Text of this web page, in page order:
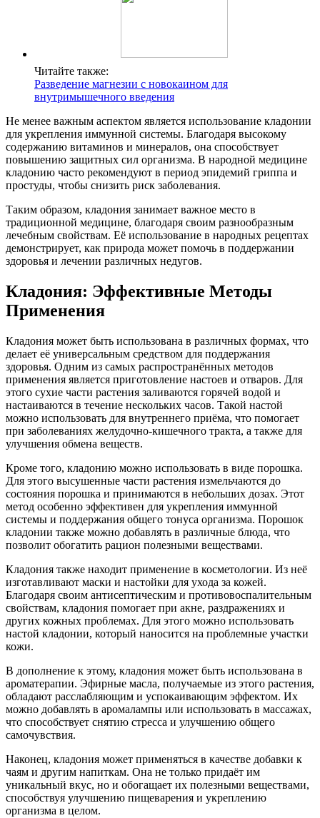
Читайте также:
Разведение магнезии с новокаином для
внутримышечного введения
Не менее важным аспектом является использование кладонии
для укрепления иммунной системы. Благодаря высокому
содержанию витаминов и минералов, она способствует
повышению защитных сил организма. В народной медицине
кладонию часто рекомендуют в период эпидемий гриппа и
простуды, чтобы снизить риск заболевания.
Таким образом, кладония занимает важное место в
традиционной медицине, благодаря своим разнообразным
лечебным свойствам. Её использование в народных рецептах
демонстрирует, как природа может помочь в поддержании
здоровья и лечении различных недугов.
Кладония: Эффективные Методы
Применения
Кладония может быть использована в различных формах, что
делает её универсальным средством для поддержания
здоровья. Одним из самых распространённых методов
применения является приготовление настоев и отваров. Для
этого сухие части растения заливаются горячей водой и
настаиваются в течение нескольких часов. Такой настой
можно использовать для внутреннего приёма, что помогает
при заболеваниях желудочно-кишечного тракта, а также для
улучшения обмена веществ.
Кроме того, кладонию можно использовать в виде порошка.
Для этого высушенные части растения измельчаются до
состояния порошка и принимаются в небольших дозах. Этот
метод особенно эффективен для укрепления иммунной
системы и поддержания общего тонуса организма. Порошок
кладонии также можно добавлять в различные блюда, что
позволит обогатить рацион полезными веществами.
Кладония также находит применение в косметологии. Из неё
изготавливают маски и настойки для ухода за кожей.
Благодаря своим антисептическим и противовоспалительным
свойствам, кладония помогает при акне, раздражениях и
других кожных проблемах. Для этого можно использовать
настой кладонии, который наносится на проблемные участки
кожи.
В дополнение к этому, кладония может быть использована в
ароматерапии. Эфирные масла, получаемые из этого растения,
обладают расслабляющим и успокаивающим эффектом. Их
можно добавлять в аромалампы или использовать в массажах,
что способствует снятию стресса и улучшению общего
самочувствия.
Наконец, кладония может применяться в качестве добавки к
чаям и другим напиткам. Она не только придаёт им
уникальный вкус, но и обогащает их полезными веществами,
способствуя улучшению пищеварения и укреплению
организма в целом.